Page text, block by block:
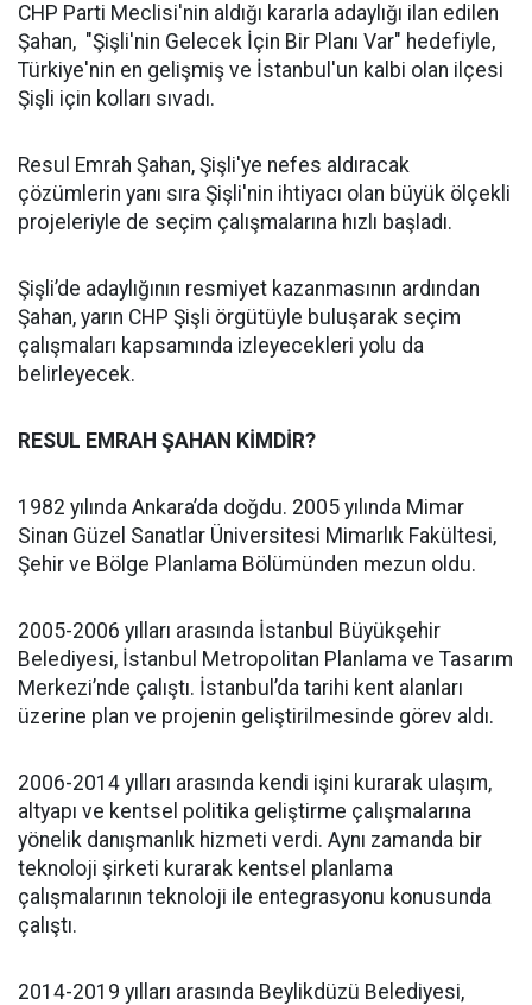
CHP Parti Meclisi'nin aldığı kararla adaylığı ilan edilen
Şahan, "Şişli'nin Gelecek İçin Bir Planı Var" hedefiyle,
Türkiye'nin en gelişmiş ve İstanbul'un kalbi olan ilçesi
Şişli için kolları sıvadı.
Resul Emrah Şahan, Şişli'ye nefes aldıracak
çözümlerin yanı sıra Şişli'nin ihtiyacı olan büyük ölçekli
projeleriyle de seçim çalışmalarına hızlı başladı.
Şişli’de adaylığının resmiyet kazanmasının ardından
Şahan, yarın CHP Şişli örgütüyle buluşarak seçim
çalışmaları kapsamında izleyecekleri yolu da
belirleyecek.
RESUL EMRAH ŞAHAN KİMDİR?
1982 yılında Ankara’da doğdu. 2005 yılında Mimar
Sinan Güzel Sanatlar Üniversitesi Mimarlık Fakültesi,
Şehir ve Bölge Planlama Bölümünden mezun oldu.
2005-2006 yılları arasında İstanbul Büyükşehir
Belediyesi, İstanbul Metropolitan Planlama ve Tasarım
Merkezi’nde çalıştı. İstanbul’da tarihi kent alanları
üzerine plan ve projenin geliştirilmesinde görev aldı.
2006-2014 yılları arasında kendi işini kurarak ulaşım,
altyapı ve kentsel politika geliştirme çalışmalarına
yönelik danışmanlık hizmeti verdi. Aynı zamanda bir
teknoloji şirketi kurarak kentsel planlama
çalışmalarının teknoloji ile entegrasyonu konusunda
çalıştı.
2014-2019 yılları arasında Beylikdüzü Belediyesi,